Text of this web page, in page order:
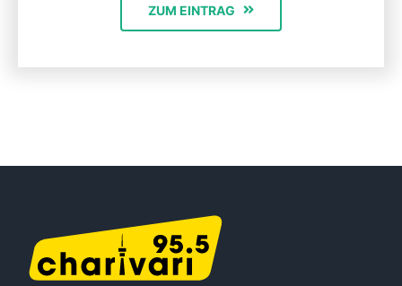
ZUM EINTRAG